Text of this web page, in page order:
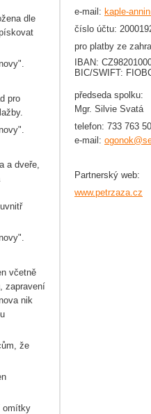
e-mail: kaple-
číslo účtu:
pro platby ze
IBAN:
BIC/SWIFT:
předseda spolku:
Mgr. Silvie Svatá
telefon: 733 763
e-mail:
Partnerský web:
www.petrzaza.cz
dle
pro
a dveře,
včetně
zapravení
nik
že
omítky